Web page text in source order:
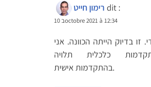
רימון חייט dit :
10 בoctobre 2021 à 12:34
זו בדיוק הייתה הכוונה. אני
כלכלית תלויה
בהתקדמות אישית.